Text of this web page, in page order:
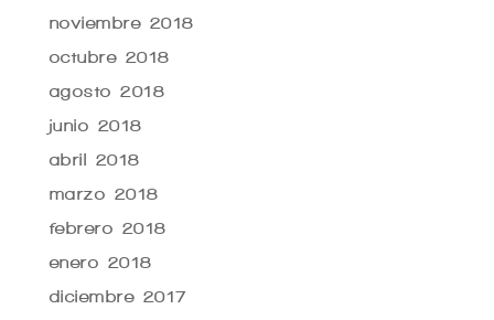
noviembre 2018
octubre 2018
agosto 2018
junio 2018
abril 2018
marzo 2018
febrero 2018
enero 2018
diciembre 2017